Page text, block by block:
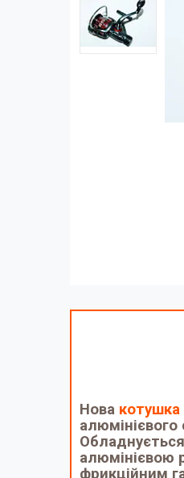
Нова котушка
алюмінієвого
алюмінієвою
фрикційним